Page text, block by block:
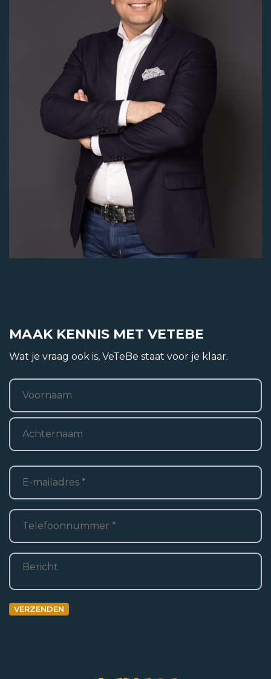
Bestaande bouw
Belegging
Woonobject
185 m 2
MAAK KENNIS MET VETEBE
Wat je vraag ook is, VeTeBe staat voor je klaar.
Naam
Voornaam
E-
mailadres*
Telefoon
Bericht
VERZENDEN